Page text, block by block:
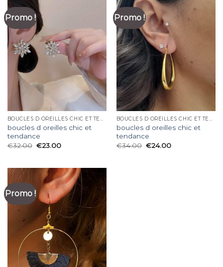
Promo !
BOUCLES D OREILLES CHIC ET TENDANCE
boucles d oreilles chic et
tendance
€32.00 €23.00
Promo !
BOUCLES D OREILLES CHIC ET TENDANCE
boucles d oreilles chic et
tendance
€34.00 €24.00
Promo !